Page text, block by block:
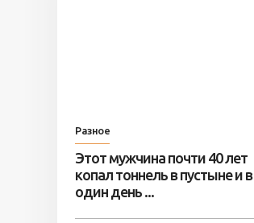
Разное
Этот мужчина почти 40 лет
копал тоннель в пустыне и в
один день ...